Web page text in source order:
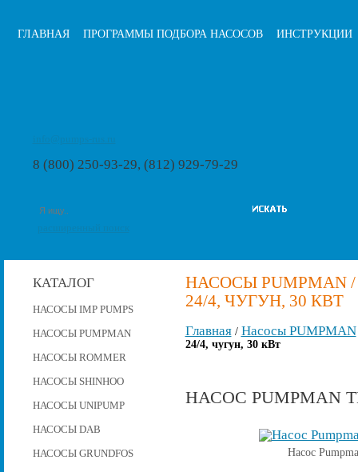
ГЛАВНАЯ ПРОГРАММЫ ПОДБОРА НАСОСОВ ИНСТРУКЦИИ
8 (800) 250-93-29, (812) 929-79-29
КАТАЛОГ
НАСОСЫ IMP PUMPS
НАСОСЫ PUMPMAN
НАСОСЫ ROMMER
НАСОСЫ SHINHOO
НАСОСЫ UNIPUMP
НАСОСЫ DAB
НАСОСЫ GRUNDFOS
НАСОСЫ PUMPMAN /
24/4, ЧУГУН, 30 КВТ
Главная/ Насосы PUMPMAN
24/4, чугун, 30 кВт
НАСОС PUMPMAN
Насос